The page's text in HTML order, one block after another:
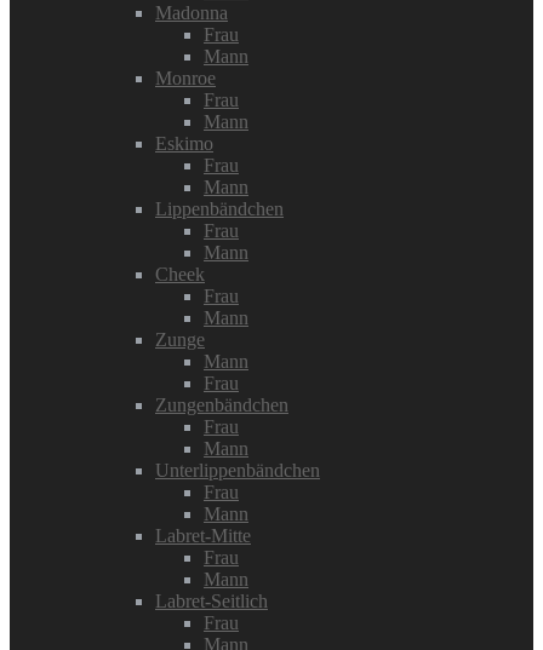
Madonna
Frau
Mann
Monroe
Frau
Mann
Eskimo
Frau
Mann
Lippenbändchen
Frau
Mann
Cheek
Frau
Mann
Zunge
Mann
Frau
Zungenbändchen
Frau
Mann
Unterlippenbändchen
Frau
Mann
Labret-Mitte
Frau
Mann
Labret-Seitlich
Frau
Mann